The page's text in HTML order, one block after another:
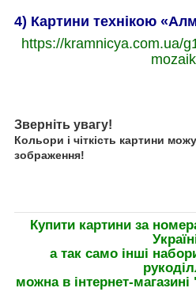
4) Картини технікою
https://kramnicya.com.ua/
Зверніть увагу!
Кольори і чіткість картини
зображення!
Купити картини за
а так само інші
можна в інтернет-